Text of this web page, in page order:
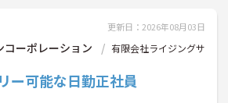
更新日：2026年08月03日
ーポレーション
有限会社ライジングサ
ー可能な日勤正社員